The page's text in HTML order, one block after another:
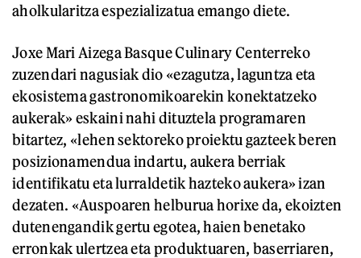
aholkularitza espezializatua emango diete.
Joxe Mari Aizega Basque Culinary Centerreko
zuzendari nagusiak dio «ezagutza, laguntza eta
ekosistema gastronomikoarekin konektatzeko
aukerak» eskaini nahi dituztela programaren
bitartez, «lehen sektoreko proiektu gazteek beren
posizionamendua indartu, aukera berriak
identifikatu eta lurraldetik hazteko aukera» izan
dezaten. «Auspoaren helburua horixe da, ekoizten
dutenengandik gertu egotea, haien benetako
erronkak ulertzea eta produktuaren, baserriaren,